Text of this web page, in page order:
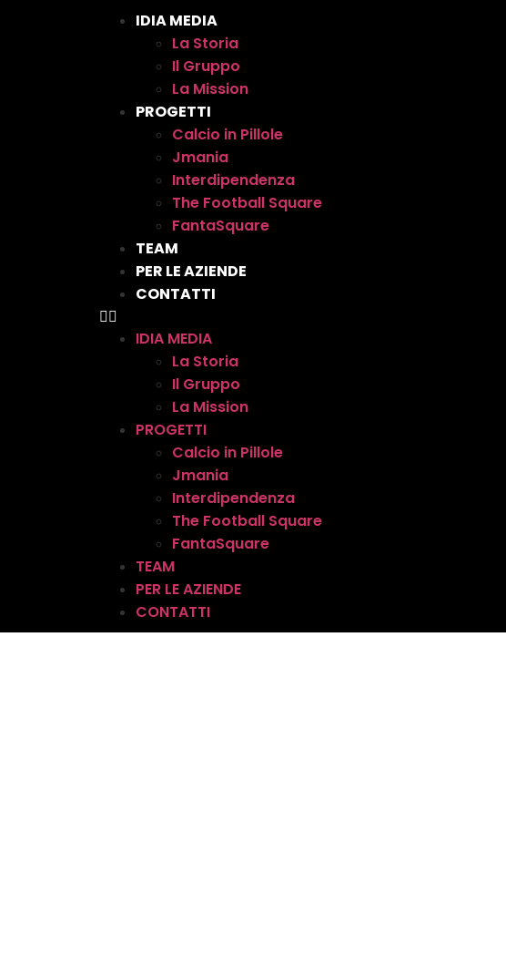
IDIA MEDIA
La Storia
Il Gruppo
La Mission
PROGETTI
Calcio in Pillole
Jmania
Interdipendenza
The Football Square
FantaSquare
TEAM
PER LE AZIENDE
CONTATTI
IDIA MEDIA
La Storia
Il Gruppo
La Mission
PROGETTI
Calcio in Pillole
Jmania
Interdipendenza
The Football Square
FantaSquare
TEAM
PER LE AZIENDE
CONTATTI